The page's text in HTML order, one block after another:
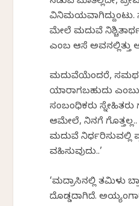
ವಿನಿಮಯವಾಗಿದ್ದುಂಟು.
ಮೇಲೆ ಮದುವೆ
ಎಂಬ ಆಸೆ ಅವನಲ್ಲಿತ್ತು
ಮದುವೆಯೆಂದರೆ,
ಯಾರಾಗಬಹುದು
ಸಂಬಂಧಿಕರು ಸ್ನೇಹಿತರು
ಆಮೇಲೆ, ನಿನಗೆ
ಮದುವೆ ನಿರ್ಧರಿಸುವಲ್ಲಿ
ವಹಿಸುವುದು..’
‘ಮದ್ರಾಸಿನಲ್ಲಿ ತಮಿಳು
ದೊಡ್ಡದಾಗಿದೆ.